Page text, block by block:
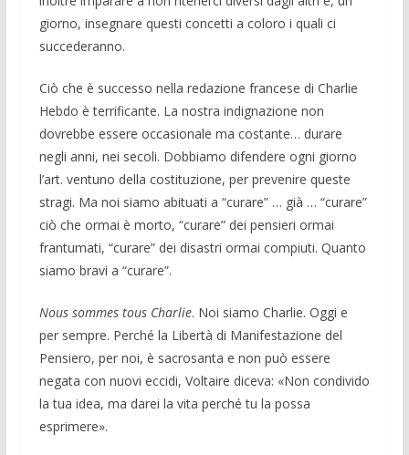
giorno, insegnare questi concetti a coloro i quali ci
succederanno.
Ciò che è successo nella redazione francese di Charlie
Hebdo è terrificante. La nostra indignazione non
dovrebbe essere occasionale ma costante… durare
negli anni, nei secoli. Dobbiamo difendere ogni giorno
l’art. ventuno della costituzione, per prevenire queste
stragi. Ma noi siamo abituati a “curare” … già … “curare”
ciò che ormai è morto, “curare” dei pensieri ormai
frantumati, “curare” dei disastri ormai compiuti. Quanto
siamo bravi a “curare”.
Nous sommes tous Charlie. Noi siamo Charlie. Oggi e
per sempre. Perché la Libertà di Manifestazione del
Pensiero, per noi, è sacrosanta e non può essere
negata con nuovi eccidi, Voltaire diceva: «Non condivido
la tua idea, ma darei la vita perché tu la possa
esprimere».